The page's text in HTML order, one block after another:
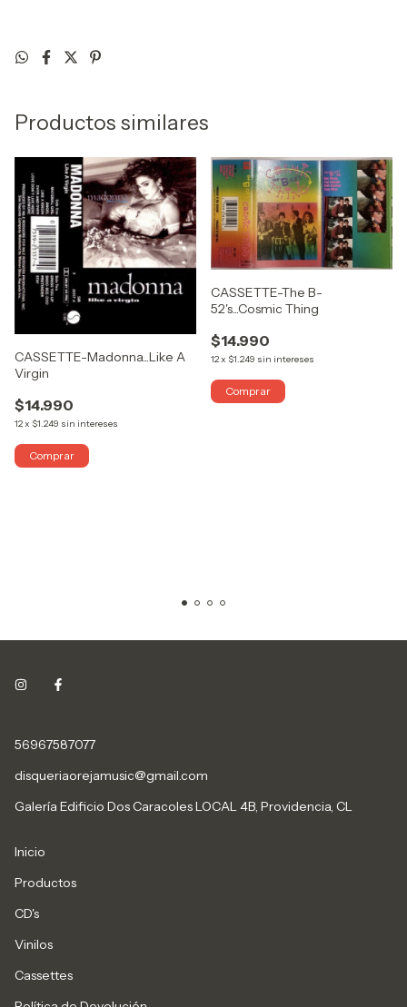
Productos similares
CASSETTE-Madonna...Like A
Virgin
$14.990
12x $1.249 sin intereses
CASSETTE-The B-
52's...Cosmic Thing
$14.990
12x $1.249 sin intereses
56967587077
disqueriaorejamusic@gmail.com
Galería Edificio Dos Caracoles LOCAL 4B, Providencia, CL
Inicio
Productos
CD's
Vinilos
Cassettes